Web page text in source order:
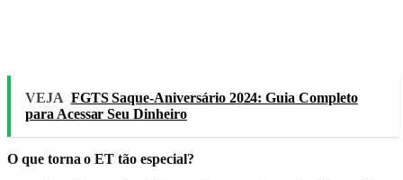
VEJA FGTS Saque-Aniversário 2024: Guia Completo
para Acessar Seu Dinheiro
O que torna o ET tão especial?